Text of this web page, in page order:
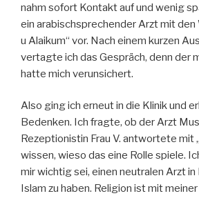
nahm sofort Kontakt auf und wenig
ein arabischsprechender Arzt mit den
u Alaikum“ vor. Nach einem kurzen
vertagte ich das Gespräch, denn der
hatte mich verunsichert.
Also ging ich erneut in die Klinik und
Bedenken. Ich fragte, ob der Arzt
Rezeptionistin Frau V. antwortete mit
wissen, wieso das eine Rolle spiele.
mir wichtig sei, einen neutralen Arzt in
Islam zu haben. Religion ist mit